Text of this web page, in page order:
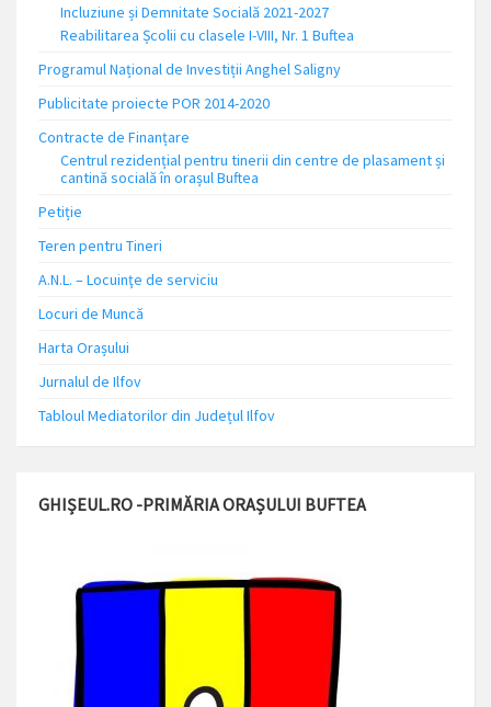
Incluziune și Demnitate Socială 2021-2027
Reabilitarea Școlii cu clasele I-VIII, Nr. 1 Buftea
Programul Național de Investiții Anghel Saligny
Publicitate proiecte POR 2014-2020
Contracte de Finanțare
Centrul rezidențial pentru tinerii din centre de plasament și
cantină socială în orașul Buftea
Petiție
Teren pentru Tineri
A.N.L. – Locuinţe de serviciu
Locuri de Muncă
Harta Orașului
Jurnalul de Ilfov
Tabloul Mediatorilor din Județul Ilfov
GHIȘEUL.RO -PRIMĂRIA ORAȘULUI BUFTEA